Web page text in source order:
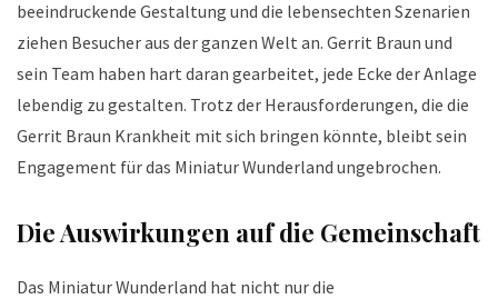
beeindruckende Gestaltung und die lebensechten Szenarien
ziehen Besucher aus der ganzen Welt an. Gerrit Braun und
sein Team haben hart daran gearbeitet, jede Ecke der Anlage
lebendig zu gestalten. Trotz der Herausforderungen, die die
Gerrit Braun Krankheit mit sich bringen könnte, bleibt sein
Engagement für das Miniatur Wunderland ungebrochen.
Die Auswirkungen auf die Gemeinschaft
Das Miniatur Wunderland hat nicht nur die